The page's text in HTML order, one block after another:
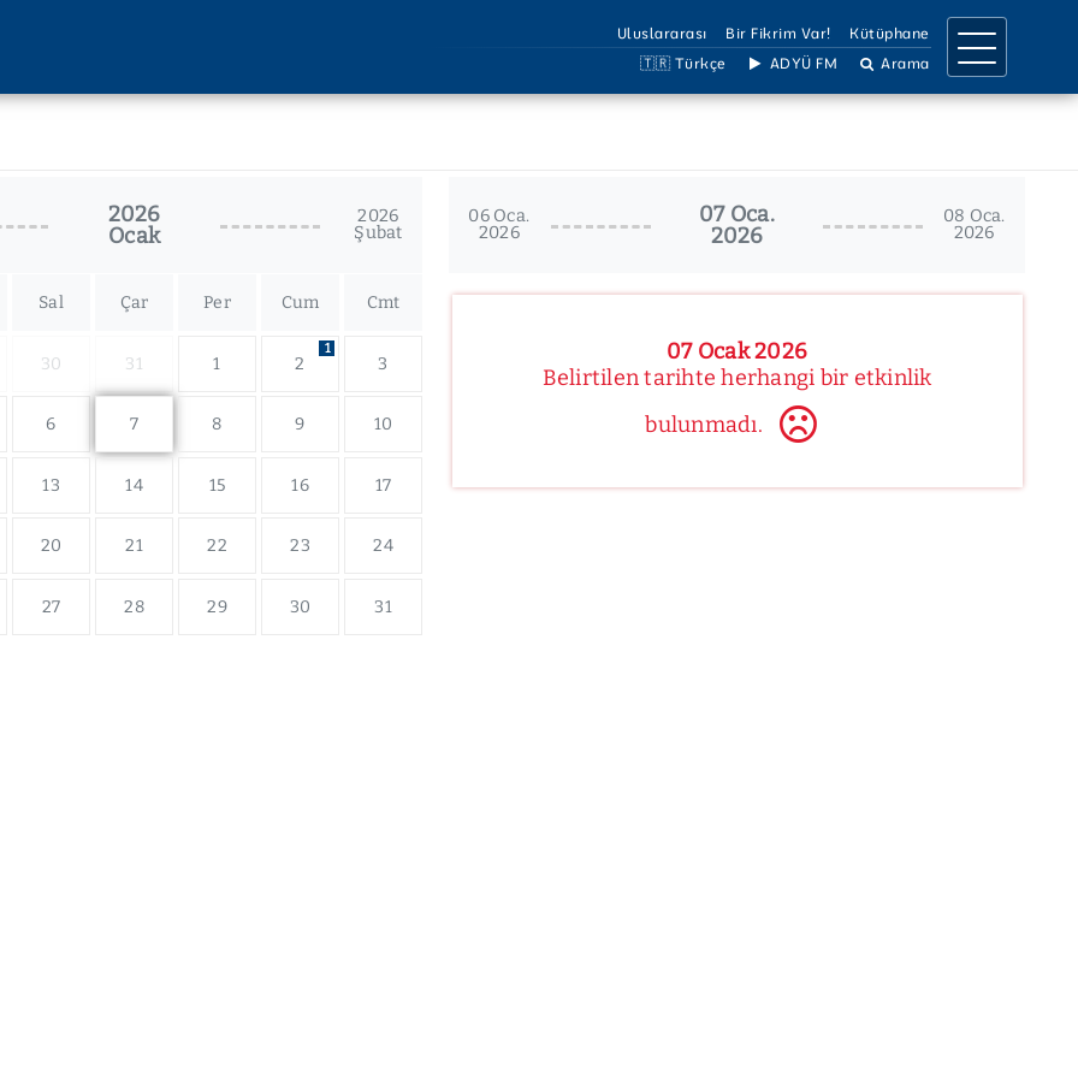
Uluslararası Bir Fikrim Var!
Kütüphane
🇹🇷 Türkçe
ADYÜ FM Arama
Rektörlüğe Bağlı Birimler
Devlet Konservatuvarı
Meslek Yüksekokulları
Uygulama ve Araştırma
Merkezleri
Etik Kurullar
Ulaşım Bilgileri
Birimler Listesi
Sosyal Medya
2026
Ocak
2026
Şubat
Sal Çar Per Cum Cmt
30 31 1 2
1
3
6 7 8 9 10
13 14 15 16 17
20 21 22 23 24
27 28 29 30 31
06 Oca.
2026
07 Oca.
2026
08 Oca.
2026
07 Ocak 2026
Belirtilen tarihte herhangi bir etkinlik
bulunmadı.